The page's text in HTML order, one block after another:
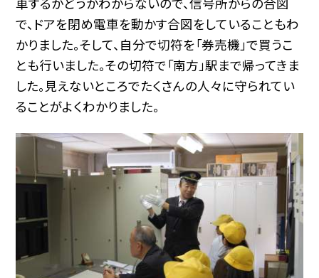
で、ドアを閉め電車を動かす合図をしていることもわ
かりました。そして、自分で切符を「券売機」で買うこ
とも行いました。その切符で「南方」駅まで帰ってきま
した。見えないところでたくさんの人々に守られてい
ることがよくわかりました。